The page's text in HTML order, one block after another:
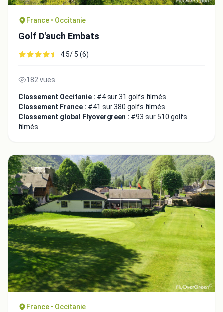
France • Occitanie
Golf D'auch Embats
4.5/ 5 (6)
182 vues
Classement Occitanie : #4 sur 31 golfs filmés
Classement France : #41 sur 380 golfs filmés
Classement global Flyovergreen : #93 sur 510 golfs
filmés
France • Occitanie